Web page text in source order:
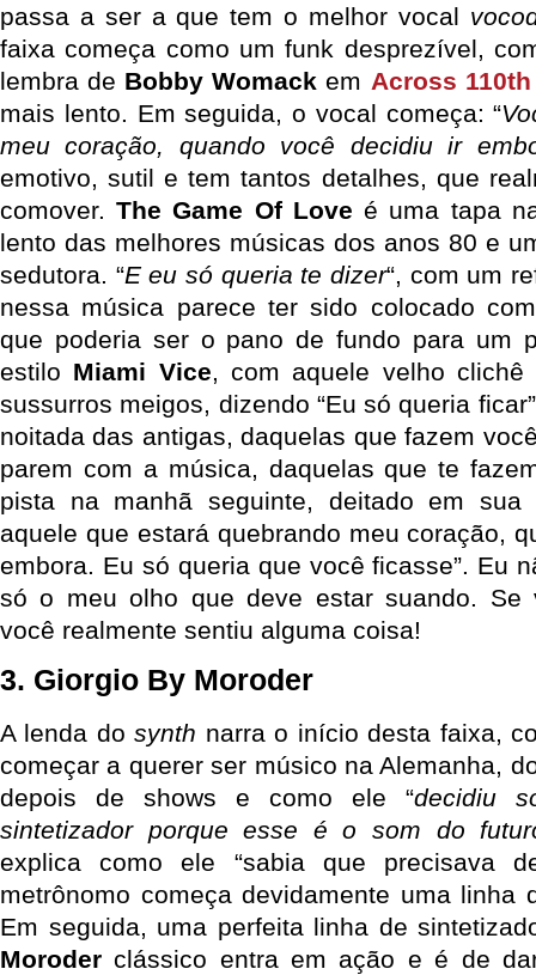
passa a ser a que tem o melhor vocal
faixa começa como um funk desprezível,
lembra de Bobby Womack em Across
mais lento. Em seguida, o vocal começa: “
meu coração, quando você decidiu ir
emotivo, sutil e tem tantos detalhes, que
comover.The Game Of Love é uma tapa
lento das melhores músicas dos anos 80 e
sedutora. “E eu só queria te dizer“, com um
nessa música parece ter sido colocado
que poderia ser o pano de fundo para um
estilo Miami Vice, com aquele velho
sussurros meigos, dizendo “Eu só queria
noitada das antigas, daquelas que fazem
parem com a música, daquelas que te
pista na manhã seguinte, deitado em sua
aquele que estará quebrando meu coração,
embora. Eu só queria que você ficasse”. Eu
só o meu olho que deve estar suando. Se
você realmente sentiu alguma coisa!
3. Giorgio By Moroder
A lenda dosynth narra o início desta faixa,
começar a querer ser músico na Alemanha,
depois de shows e como ele “decidiu
sintetizador porque esse é o som do
explica como ele “sabia que precisava
metrônomo começa devidamente uma linha
Em seguida, uma perfeita linha de
Moroder clássico entra em ação e é de